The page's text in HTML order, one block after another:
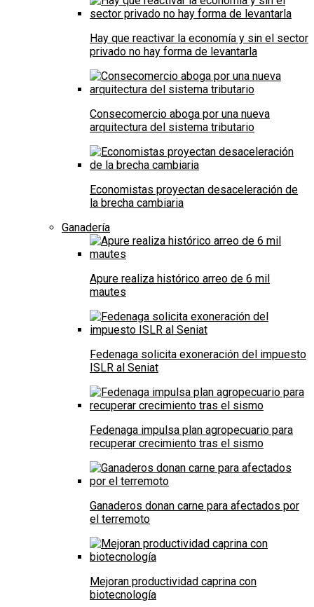
Hay que reactivar la economía y sin el sector
privado no hay forma de levantarla
Consecomercio aboga por una nueva
arquitectura del sistema tributario
Economistas proyectan desaceleración de
la brecha cambiaria
Ganadería
Apure realiza histórico arreo de 6 mil
mautes
Fedenaga solicita exoneración del impuesto
ISLR al Seniat
Fedenaga impulsa plan agropecuario para
recuperar crecimiento tras el sismo
Ganaderos donan carne para afectados por
el terremoto
Mejoran productividad caprina con
biotecnología